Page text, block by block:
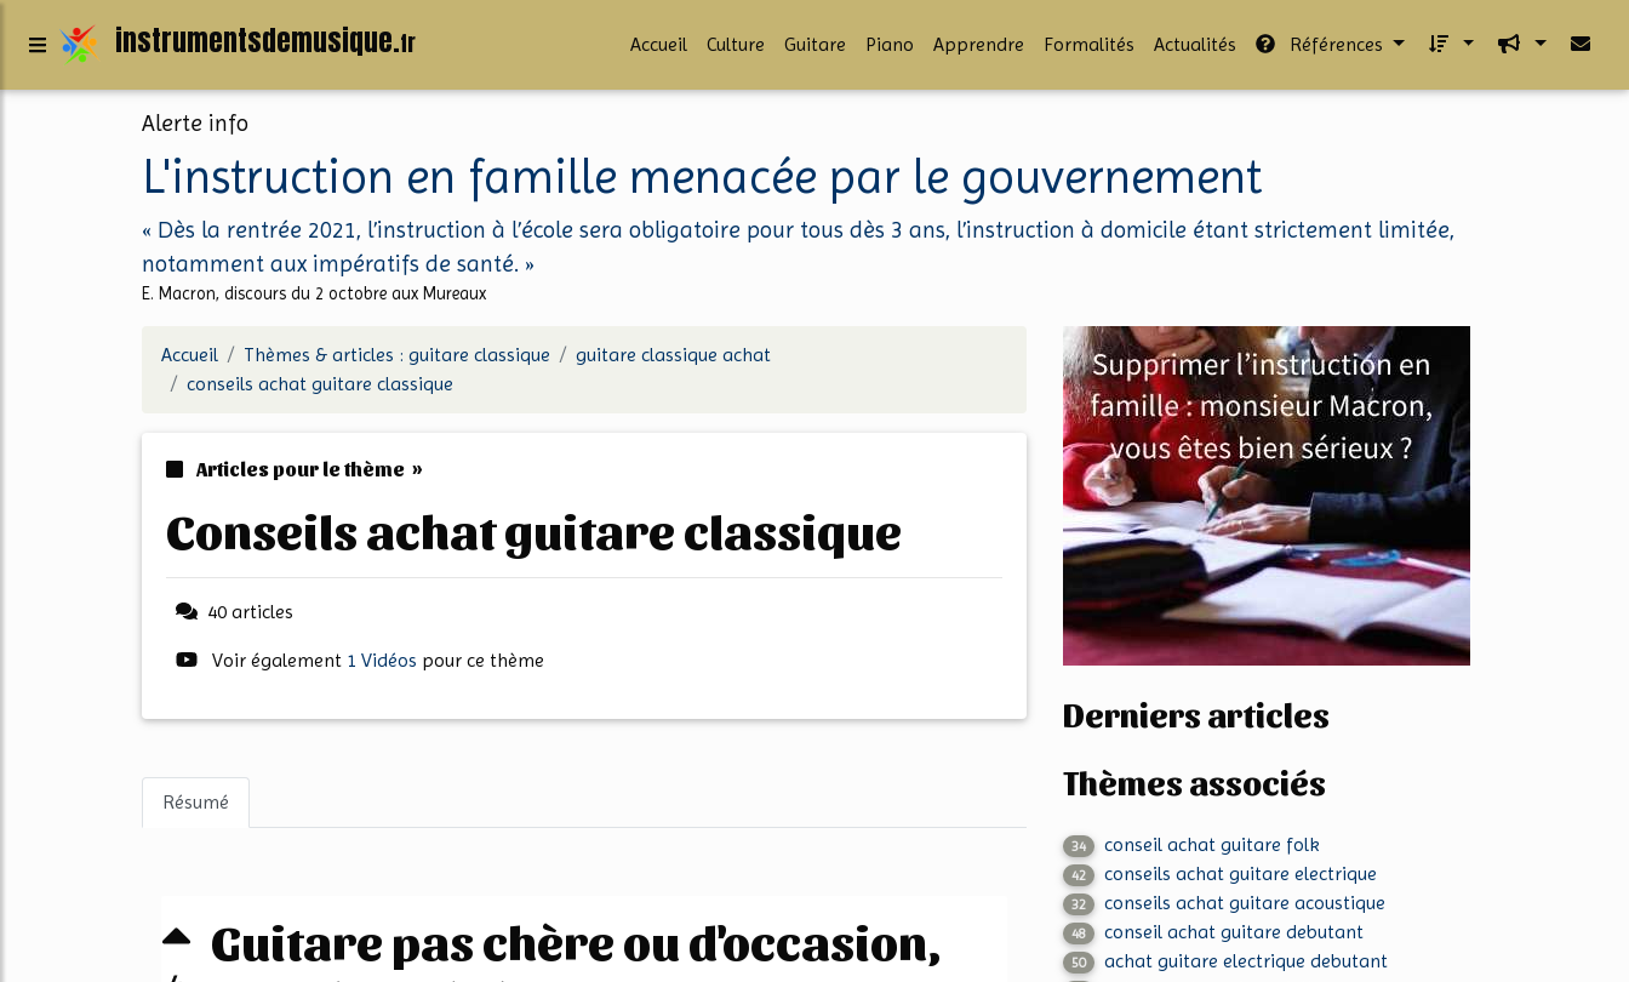
instrumentsdemusique.fr Accueil Culture Guitare Piano Apprendre Formalités Actualités Références
Alerte info
L'instruction en famille menacée par le gouvernement
« Dès la rentrée 2021, l’instruction à l’école sera obligatoire pour tous dès 3 ans, l’instruction à domicile étant strictement limitée,
notamment aux impératifs de santé. »
E. Macron, discours du 2 octobre aux Mureaux
Accueil Thèmes & articles : guitare classique
guitare classique achat
conseils achat guitare classique
Articles pour le thème »
conseils achat guitare classique
40 articles
Voir également 1 Vidéos pour ce thème
Résumé
Guitare pas chère ou d'occasion,
Derniers articles
Thèmes associés
34 conseil achat guitare folk
42 conseils achat guitare electrique
32 conseils achat guitare acoustique
48 conseil achat guitare debutant
50 achat guitare electrique debutant